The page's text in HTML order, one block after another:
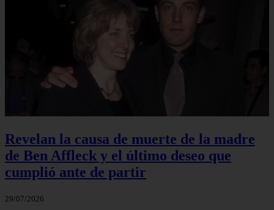
Revelan la causa de muerte de la madre
de Ben Affleck y el último deseo que
cumplió ante de partir
29/07/2026